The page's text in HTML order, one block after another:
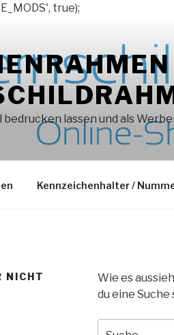
true);
lassen und als
Kennzeichenhalter /
NICHT
Wie es
du eine